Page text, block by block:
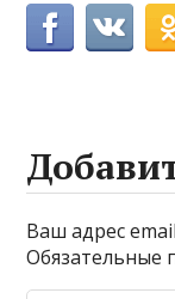
Ваш адрес
Обязательные